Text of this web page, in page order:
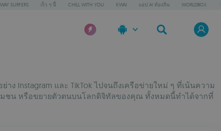
SURFERS เร็ว ๆ นี้ CHILL WITH YOU KWAI แอป AI ท้องถิ่น WORLDBOX
และ TikTok ไปจนถึงเครือข่ายใหม่ ๆ ที่เน้นความ
ชน หรือขยายตัวตนบนโลกดิจิทัลของคุณ ทั้งหมดนี้ทำได้จากที่